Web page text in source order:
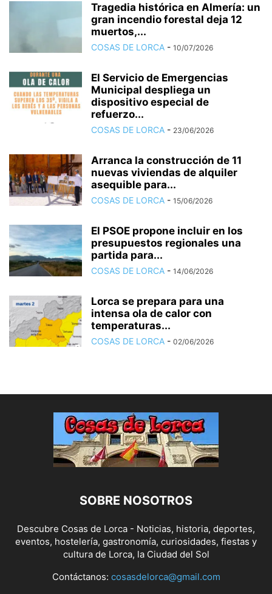
Tragedia histórica en Almería: un
gran incendio forestal deja 12
muertos,...
COSAS DE LORCA - 10/07/2026
El Servicio de Emergencias
Municipal despliega un
dispositivo especial de
refuerzo...
COSAS DE LORCA - 23/06/2026
Arranca la construcción de 11
nuevas viviendas de alquiler
asequible para...
COSAS DE LORCA - 15/06/2026
El PSOE propone incluir en los
presupuestos regionales una
partida para...
COSAS DE LORCA - 14/06/2026
Lorca se prepara para una
intensa ola de calor con
temperaturas...
COSAS DE LORCA - 02/06/2026
SOBRE NOSOTROS
Descubre Cosas de Lorca - Noticias, historia, deportes,
eventos, hostelería, gastronomía, curiosidades, fiestas y
cultura de Lorca, la Ciudad del Sol
Contáctanos: cosasdelorca@gmail.com